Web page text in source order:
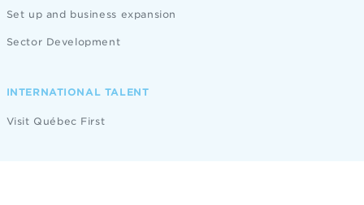
Set up and business expansion
Sector Development
INTERNATIONAL TALENT
Visit Québec First